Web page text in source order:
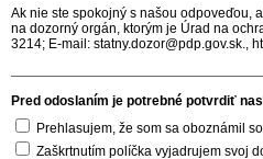
Ak nie ste spokojný s našou odpoveďou,
na dozorný orgán, ktorým je Úrad na
3214; E-mail: statny.dozor@pdp.gov.sk.,
Pred odoslaním je potrebné potvrdiť
Prehlasujem, že som sa oboznámil
Zaškrtnutím políčka vyjadrujem svoj